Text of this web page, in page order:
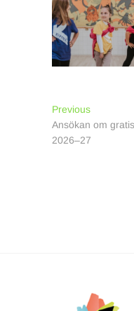
PreviousPrevious
post:
Ansökan om
2026–27